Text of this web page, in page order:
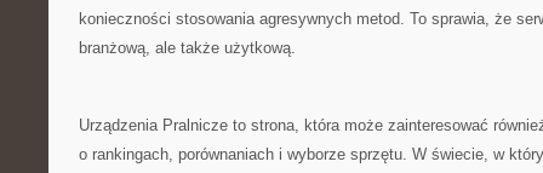
konieczności stosowania agresywnych metod. To sprawia, że
branżową, ale także użytkową.
Urządzenia Pralnicze to strona, która może zainteresować
o rankingach, porównaniach i wyborze sprzętu. W świecie, w